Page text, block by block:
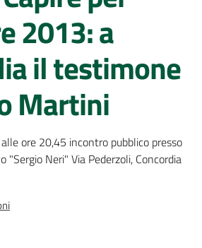
2013: a
il testimone
Martini
ore 20,45 incontro pubblico presso
"Sergio Neri" Via Pederzoli, Concordia